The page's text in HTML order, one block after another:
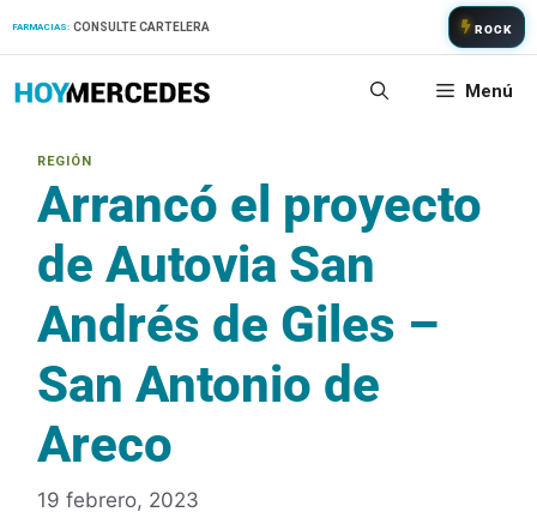
FARMACIAS: CONSULTE CARTELERA ROCK
Menú
Arrancó el proyecto
de Autovia San
Andrés de Giles –
San Antonio de
Areco
19 febrero, 2023